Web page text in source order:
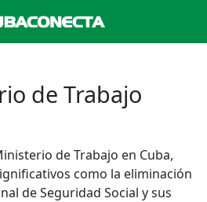
de Trabajo
de Trabajo en Cuba,
como la eliminación
de Seguridad Social y sus